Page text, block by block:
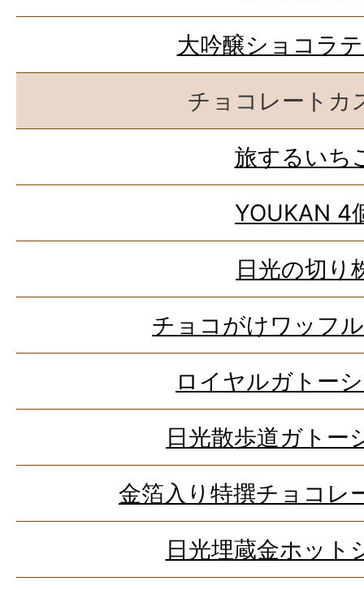
大吟醸ショコラ
チョコレートカ
旅するいち
YOUKAN 4
日光の切り
チョコがけワッフ
ロイヤルガトー
日光散歩道ガトー
金箔入り特撰チョコレ
日光埋蔵金ホット